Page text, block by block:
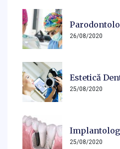
26/08/2020
Estetică
25/08/2020
25/08/2020